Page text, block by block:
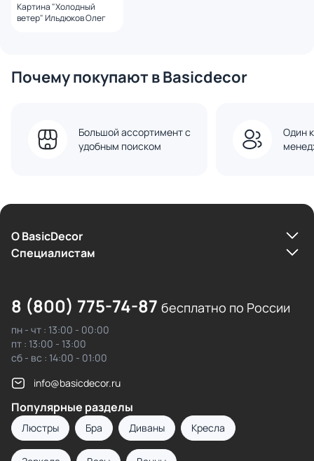
Картина "Холодный
ветер" Ильдюков Олег
Почему покупают в Basicdecor
Большой ассортимент с
удобным поиском
Один
О BasicDecor
Cпециалистам
8 (800) 775-74-87 бесплатно по России
пн - чт : 13:00 - 00:00
пт : 13:00 - 13:00
сб - вс : 14:00 - 01:00
info@basicdecor.ru
Популярные разделы
Люстры Бра Диваны Кресла